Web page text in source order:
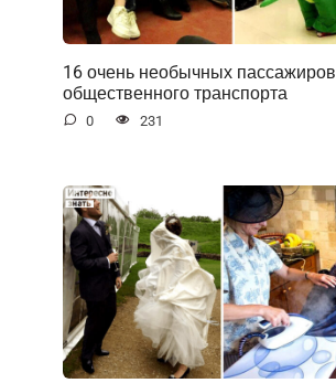
16 очень необычных пассажиров
общественного транспорта
0 231